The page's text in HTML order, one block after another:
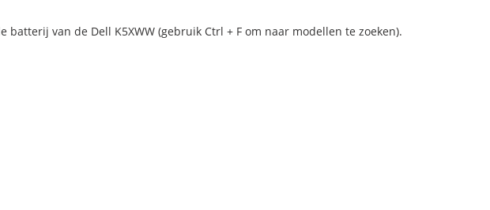
van de Dell K5XWW (gebruik Ctrl + F om naar modellen te zoeken).